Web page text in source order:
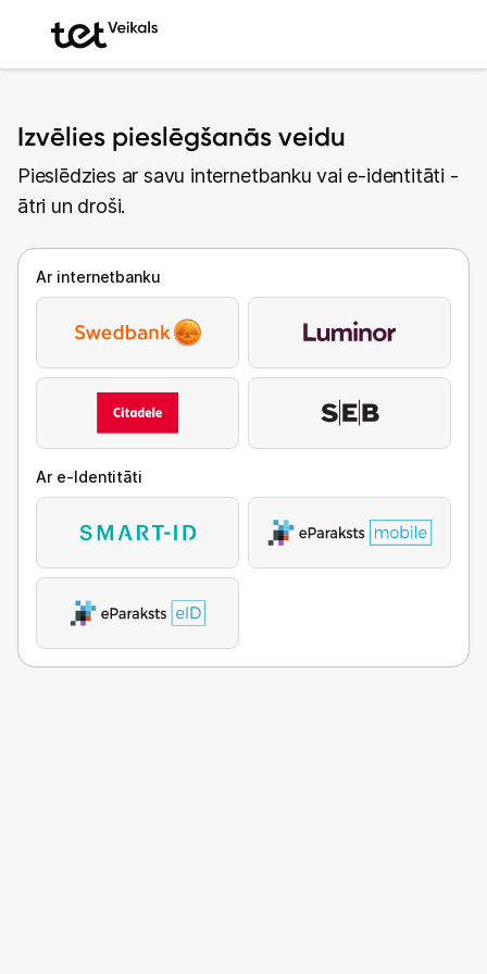
Izvēlies pieslēgšanās veidu
Pieslēdzies ar savu internetbanku vai e-identitāti -
ātri un droši.
Ar internetbanku
Ar e-Identitāti